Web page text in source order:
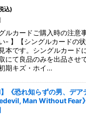
込)
グルカードご購入時の注意
- 】【シングルカードの状
本です。シングルカード
にて良品のみを出品させ
期キズ・ホイ…
】《恐れ知らずの男、デア
Man Without Fear》